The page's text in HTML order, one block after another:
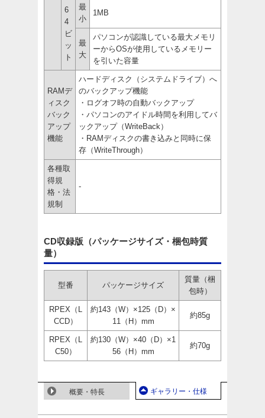
6
4
ビ
ッ
ト
最
小
1MB
最
大
パソコンが認識している最大メモリ
ーからOSが使用しているメモリー
を引いた容量
RAMデ
ィスク
バック
アップ
機能
ハードディスク（システムドライブ）へ
のバックアップ機能
・ログオフ時の自動バックアップ
・パソコンのアイドル時間を利用してバ
ックアップ（WriteBack）
・RAMディスクの書き込みと同時に保
存（WriteThrough）
各種取
得規
格・法
規制
-
CD収録版（パッケージサイズ・梱包時質
量）
型番 パッケージサイズ
質量（梱
包時）
RPEX（L
CCD）
約143（W）×125（D）×
11（H）mm
約85g
RPEX（L
C50）
約130（W）×40（D）×1
56（H）mm
約70g
概要・特長 ギャラリー・仕様